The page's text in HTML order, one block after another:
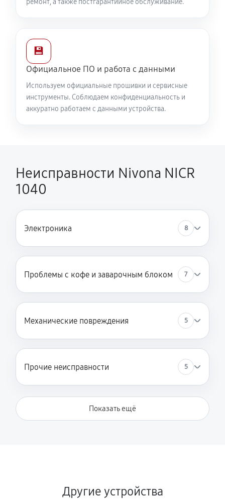
ремонт, а также постгарантийное обслуживание.
💾
Официальное ПО и работа с данными
Используем официальные прошивки и сервисные
инструменты. Соблюдаем конфиденциальность и
аккуратно работаем с данными устройства.
Неисправности Nivona NICR
1040
Электроника 8
Проблемы с кофе и заварочным блоком 7
Механические повреждения 5
Прочие неисправности 5
Показать ещё
Другие устройства